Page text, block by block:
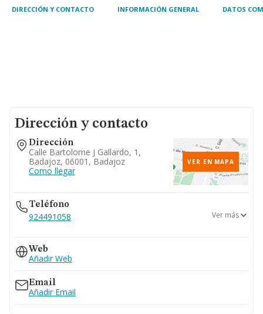
DIRECCIÓN Y CONTACTO INFORMACIÓN GENERAL DATOS
Dirección y contacto
Dirección
Calle Bartolome J Gallardo, 1,
Badajoz, 06001, Badajoz
Como llegar
VER EN MAPA
Teléfono
924491058
677...
Ver teléfono 677...
Ver más
Web
Añadir Web
Email
Añadir Email